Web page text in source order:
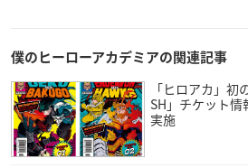
アニメイトにて「#ヒロアカ
アニメ5期放送を記念して4/2(金)よ
限定の描き下ろしのグッズを販売し、
僕のヒーローアカデミアの関連記事
「ヒロアカ」初
SH」チケット
実施